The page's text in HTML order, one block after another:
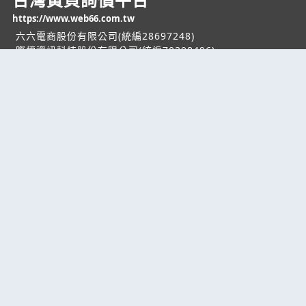
https://www.web66.com.tw
六六電商股份有限公司(統編28697248)
際標資訊科技股份有限公司(統編70398496)